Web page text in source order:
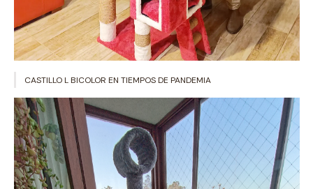
CASTILLO L BICOLOR EN TIEMPOS DE PANDEMIA